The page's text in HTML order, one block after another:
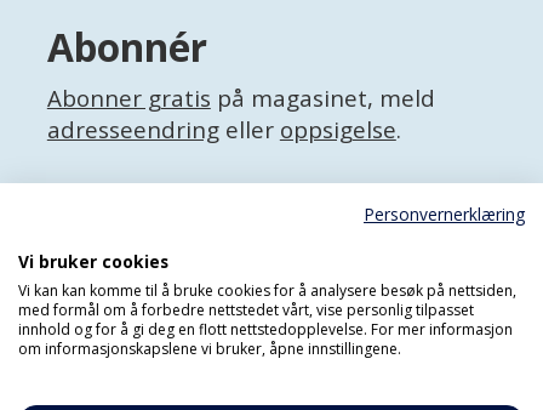
Abonnér
Abonner gratis på magasinet, meld
adresseendringeller oppsigelse.
Facebook
Personvernerklæring
Personvernerklæring
Vi bruker cookies
Vi kan kan komme til å bruke cookies for å analysere besøk på nettsiden,
med formål om å forbedre nettstedet vårt, vise personlig tilpasset
innhold og for å gi deg en flott nettstedopplevelse. For mer informasjon
om informasjonskapslene vi bruker, åpne innstillingene.